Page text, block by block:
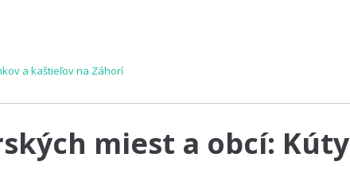
a kaštieľov na Záhorí
miest a obcí: Kúty